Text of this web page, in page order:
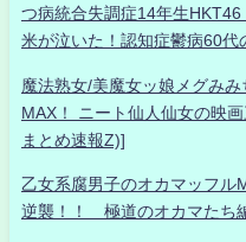
つ病統合失調症14年生
米が泣いた！認知症鬱病60代
魔法熟女/美魔女ッ娘メグみ
MAX！ ニート仙人仙女の映
まとめ速報Z)]
乙女系腐男子のオカマッフ
逆襲！！ 極道のオカマたち